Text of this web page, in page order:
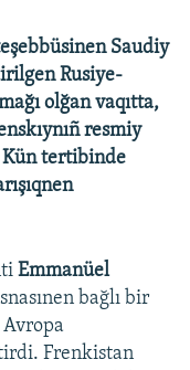
Saudiy
Rusiye-
olğan vaqıtta,
resmiy
tertibinde
Emmanüel
bağlı bir
Frenkistan